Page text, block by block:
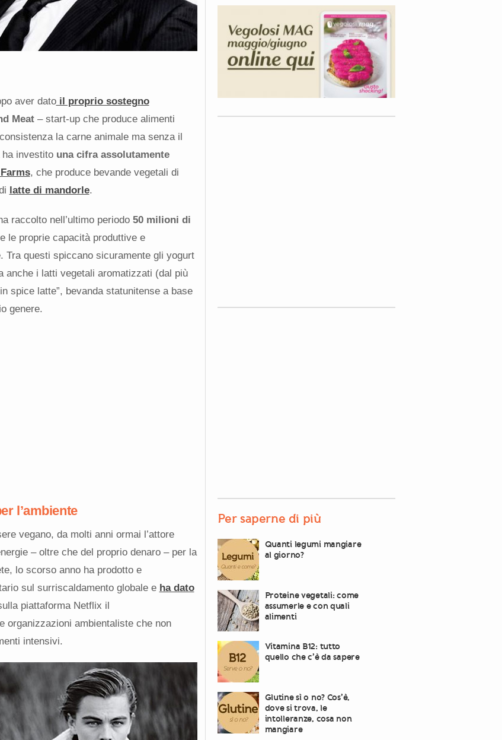
aver datoil proprio sostegno
Meat– start-up che produce alimenti
la carne animale ma senza il
ha investito una cifra assolutamente
, che produce bevande vegetali di
latte di mandorle.
raccolto nell’ultimo periodo 50 milioni di
le proprie capacità produttive e
Tra questi spiccano sicuramente gli yogurt
anche i latti vegetali aromatizzati (dal più
spice latte”, bevanda statunitense a base
genere.
l’ambiente
vegano, da molti anni ormai l’attore
– oltre che del proprio denaro – per la
lo scorso anno ha prodotto e
sul surriscaldamento globale e ha dato
piattaforma Netflix il
organizzazioni ambientaliste che non
intensivi.
Per saperne di più
Quanti legumi mangiare
al giorno?
Proteine vegetali: come
assumerle e con quali
alimenti
Vitamina B12: tutto
quello che c’è da sapere
Glutine sì o no? Cos’è,
dove si trova, le
intolleranze, cosa non
mangiare